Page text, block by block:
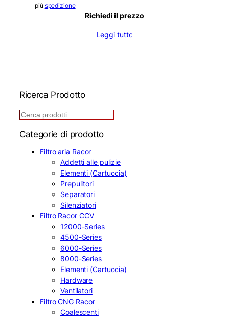
più spedizione
Richiedi il prezzo
Leggi tutto
Ricerca Prodotto
R
c
Categorie di prodotto
Filtro aria Racor
Addetti alle pulizie
Elementi (Cartuccia)
Prepulitori
Separatori
Silenziatori
Filtro Racor CCV
12000-Series
4500-Series
6000-Series
8000-Series
Elementi (Cartuccia)
Hardware
Ventilatori
Filtro CNG Racor
Coalescenti